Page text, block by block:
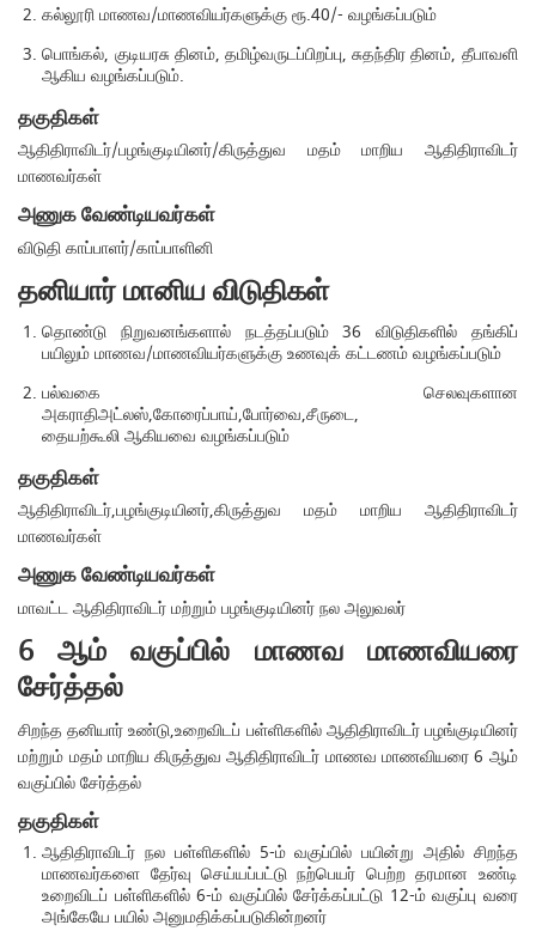
கல்லூரி மாணவ/மாணவியர்களுக்கு ரூ.40/- வழங்கப்படும்
பொங்கல், குடியரசு தினம், தமிழ்வருடப்பிறப்பு, சுதந்திர தினம், தீபாவளி
ஆகிய வழங்கப்படும்.
தகுதிகள்
ஆதிதிராவிடர்/பழங்குடியினர்/கிருத்துவ மதம் மாறிய ஆதிதிராவிடர்
மாணவர்கள்
அணுக வேண்டியவர்கள்
விடுதி காப்பாளர்/காப்பாளினி
தனியார் மானிய விடுதிகள்
தொண்டு நிறுவனங்களால் நடத்தப்படும் 36 விடுதிகளில் தங்கிப்
பயிலும் மாணவ/மாணவியர்களுக்கு உணவுக் கட்டணம் வழங்கப்படும்
பல்வகை செலவுகளான
அகராதிஅட்லஸ்,கோரைப்பாய்,போர்வை,சீருடை,
தையற்கூலி ஆகியவை வழங்கப்படும்
தகுதிகள்
ஆதிதிராவிடர்,பழங்குடியினர்,கிருத்துவ மதம் மாறிய ஆதிதிராவிடர்
மாணவர்கள்
அணுக வேண்டியவர்கள்
மாவட்ட ஆதிதிராவிடர் மற்றும் பழங்குடியினர் நல அலுவலர்
6 ஆம் வகுப்பில் மாணவ மாணவியரை
சேர்த்தல்
சிறந்த தனியார் உண்டு,உறைவிடப் பள்ளிகளில் ஆதிதிராவிடர் பழங்குடியினர்
மற்றும் மதம் மாறிய கிருத்துவ ஆதிதிராவிடர் மாணவ மாணவியரை 6 ஆம்
வகுப்பில் சேர்த்தல்
தகுதிகள்
ஆதிதிராவிடர் நல பள்ளிகளில் 5-ம் வகுப்பில் பயின்று அதில் சிறந்த
மாணவர்களை தேர்வு செய்யப்பட்டு நற்பெயர் பெற்ற தரமான உண்டி
உறைவிடப் பள்ளிகளில் 6-ம் வகுப்பில் சேர்க்கப்பட்டு 12-ம் வகுப்பு வரை
அங்கேயே பயில் அனுமதிக்கப்படுகின்றனர்